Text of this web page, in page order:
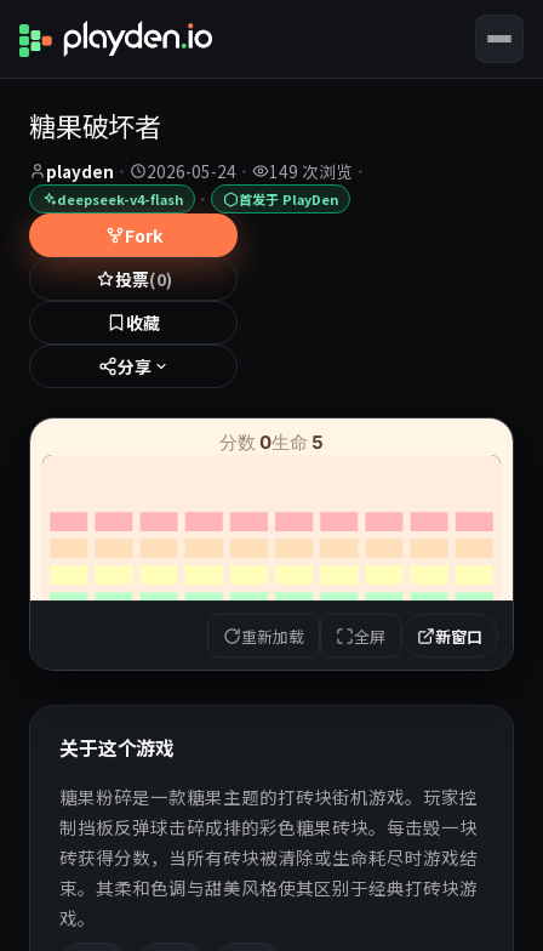
糖果破坏者
playden · 2026-05-24 · 149 次浏览 ·
deepseek-v4-flash · 首发于 PlayDen
Fork
投票(0)
收藏
分享
重新加载 全屏 新窗口
关于这个游戏
糖果粉碎是一款糖果主题的打砖块街机游戏。玩家控
制挡板反弹球击碎成排的彩色糖果砖块。每击毁一块
砖获得分数，当所有砖块被清除或生命耗尽时游戏结
束。其柔和色调与甜美风格使其区别于经典打砖块游
戏。